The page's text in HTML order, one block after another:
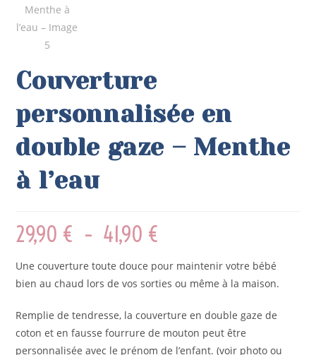
Couverture
personnalisée en
double gaze – Menthe
à l’eau
29,90 € – 41,90 €
Une couverture toute douce pour maintenir votre bébé
bien au chaud lors de vos sorties ou même à la maison.
Remplie de tendresse, la couverture en double gaze de
coton et en fausse fourrure de mouton peut être
personnalisée avec le prénom de l’enfant. (voir photo ou